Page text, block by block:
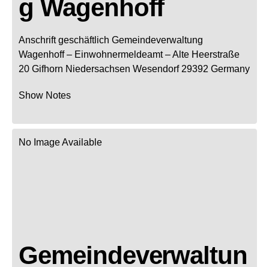
g Wagenhoff
Anschrift geschäftlich Gemeindeverwaltung
Wagenhoff – Einwohnermeldeamt –Alte Heerstraße
20 Gifhorn Niedersachsen Wesendorf 29392 Germany
Show Notes
No Image Available
Gemeindeverwaltun